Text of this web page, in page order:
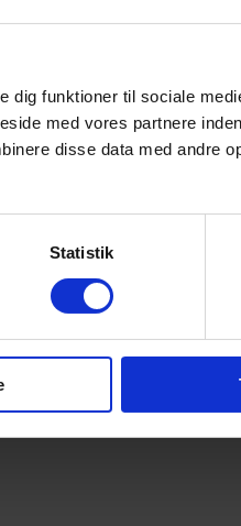
dig funktioner til sociale
med vores partnere
disse data med andre
Statistik